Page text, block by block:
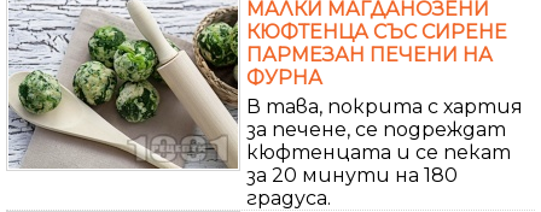
МАЛКИ МАГДАНОЗЕНИ
КЮФТЕНЦА СЪС СИРЕНЕ
ПАРМЕЗАН ПЕЧЕНИ НА
ФУРНА
В тава, покрита с хартия
за печене, се подреждат
кюфтенцата и се пекат
за 20 минути на 180
градуса.